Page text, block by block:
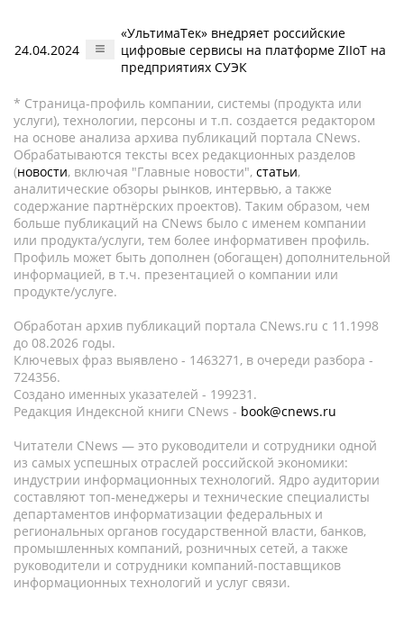
24.04.2024
«УльтимаТек» внедряет российские
цифровые сервисы на платформе ZIIoT на
предприятиях СУЭК
* Страница-профиль компании, системы (продукта или
услуги), технологии, персоны и т.п. создается редактором
на основе анализа архива публикаций портала CNews.
Обрабатываются тексты всех редакционных разделов
(новости, включая "Главные новости", статьи,
аналитические обзоры рынков, интервью, а также
содержание партнёрских проектов). Таким образом, чем
больше публикаций на CNews было с именем компании
или продукта/услуги, тем более информативен профиль.
Профиль может быть дополнен (обогащен) дополнительной
информацией, в т.ч. презентацией о компании или
продукте/услуге.
Обработан архив публикаций портала CNews.ru c 11.1998
до 08.2026 годы.
Ключевых фраз выявлено - 1463271, в очереди разбора -
724356.
Создано именных указателей - 199231.
Редакция Индексной книги CNews - book@cnews.ru
Читатели CNews — это руководители и сотрудники одной
из самых успешных отраслей российской экономики:
индустрии информационных технологий. Ядро аудитории
составляют топ-менеджеры и технические специалисты
департаментов информатизации федеральных и
региональных органов государственной власти, банков,
промышленных компаний, розничных сетей, а также
руководители и сотрудники компаний-поставщиков
информационных технологий и услуг связи.